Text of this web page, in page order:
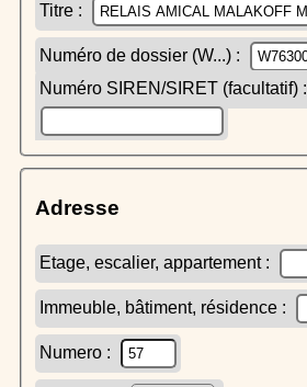
Titre :
Numéro de dossier (W...) :
Numéro SIREN/SIRET (facultatif) :
Adresse
Etage, escalier, appartement :
Immeuble, bâtiment, résidence :
Numero :